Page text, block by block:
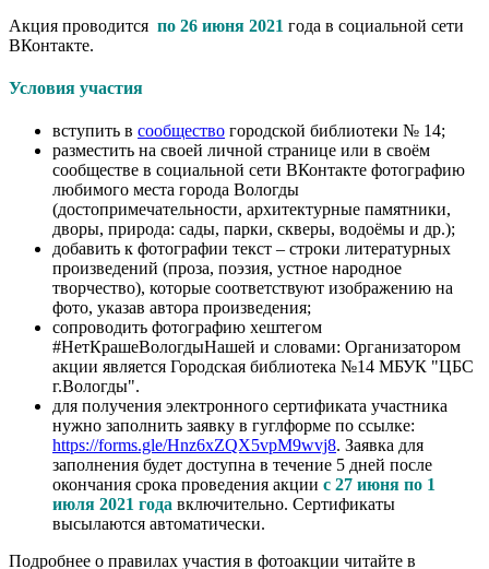
Акция проводится по 26 июня 2021 года в социальной сети
ВКонтакте.
Условия участия
вступить в сообщество городской библиотеки № 14;
разместить на своей личной странице или в своём
сообществе в социальной сети ВКонтакте фотографию
любимого места города Вологды
(достопримечательности, архитектурные памятники,
дворы, природа: сады, парки, скверы, водоёмы и др.);
добавить к фотографии текст – строки литературных
произведений (проза, поэзия, устное народное
творчество), которые соответствуют изображению на
фото, указав автора произведения;
сопроводить фотографию хештегом
#НетКрашеВологдыНашей и словами: Организатором
акции является Городская библиотека №14 МБУК "ЦБС
г.Вологды".
для получения электронного сертификата участника
нужно заполнить заявку в гуглформе по ссылке:
https://forms.gle/Hnz6xZQX5vpM9wvj8. Заявка для
заполнения будет доступна в течение 5 дней после
окончания срока проведения акции с 27 июня по 1
июля 2021 года включительно. Сертификаты
высылаются автоматически.
Подробнее о правилах участия в фотоакции читайте в